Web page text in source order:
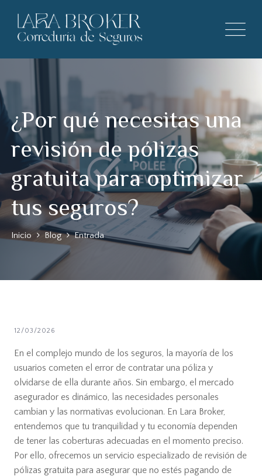
¿Por qué necesitas una
revisión de pólizas
gratuita para optimizar
tus seguros?
Inicio Blog Entrada
12/03/2026
En el complejo mundo de los seguros, la mayoría de los
usuarios cometen el error de contratar una póliza y
olvidarse de ella durante años. Sin embargo, el mercado
asegurador es dinámico, las necesidades personales
cambian y las normativas evolucionan. En Lara Broker,
entendemos que tu tranquilidad y tu economía dependen
de tener las coberturas adecuadas en el momento preciso.
Por ello, ofrecemos un servicio especializado de revisión de
pólizas gratuita para asegurar que no estés pagando de